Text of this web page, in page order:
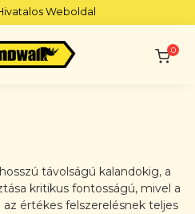
Weboldal
0
távolságú kalandokig, a
kritikus fontosságú, mivel a
értékes felszerelésnek teljes